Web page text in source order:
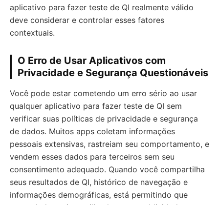
aplicativo para fazer teste de QI realmente válido
deve considerar e controlar esses fatores
contextuais.
O Erro de Usar Aplicativos com
Privacidade e Segurança Questionáveis
Você pode estar cometendo um erro sério ao usar
qualquer aplicativo para fazer teste de QI sem
verificar suas políticas de privacidade e segurança
de dados. Muitos apps coletam informações
pessoais extensivas, rastreiam seu comportamento, e
vendem esses dados para terceiros sem seu
consentimento adequado. Quando você compartilha
seus resultados de QI, histórico de navegação e
informações demográficas, está permitindo que